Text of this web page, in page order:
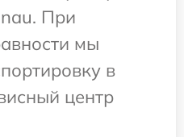
При
мы
в
центр